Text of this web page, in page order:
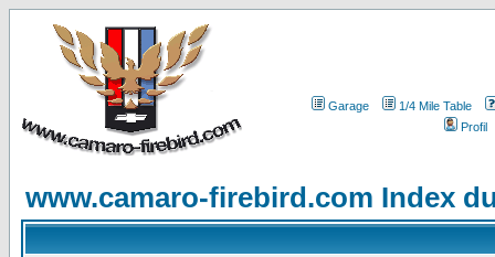
Garage
1/4 Mile Table
Profil
www.camaro-firebird.com Index